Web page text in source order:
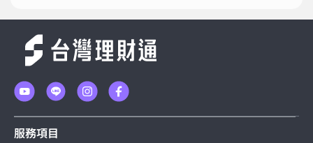
服務項目